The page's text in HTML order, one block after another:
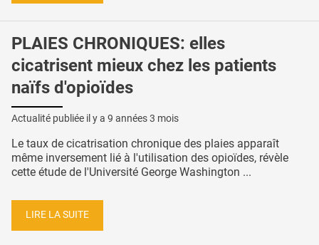
PLAIES CHRONIQUES: elles
cicatrisent mieux chez les patients
naïfs d'opioïdes
Actualité publiée il y a 9 années 3 mois
Le taux de cicatrisation chronique des plaies apparaît
même inversement lié à l'utilisation des opioïdes, révèle
cette étude de l'Université George Washington ...
LIRE LA SUITE